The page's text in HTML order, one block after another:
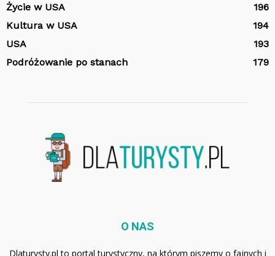
Życie w USA
196
Kultura w USA
194
USA
193
Podróżowanie po stanach
179
O NAS
Dlaturysty.pl to portal turystyczny, na którym piszemy o fajnych i